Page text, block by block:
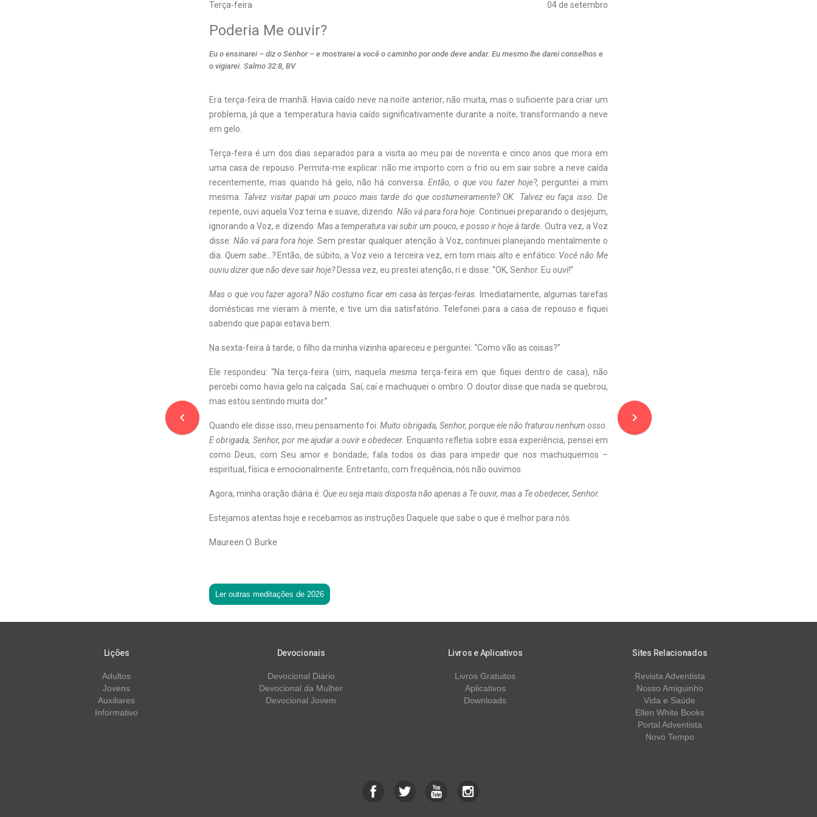
Terça-feira 04 de setembro
navigate_before
Poderia Me ouvir?
Eu o ensinarei – diz o Senhor – e mostrarei a você o caminho por onde deve andar. Eu mesmo lhe darei conselhos e
o vigiarei. Salmo 32:8, BV
Era terça-feira de manhã. Havia caído neve na noite anterior; não muita, mas o suficiente para criar um
problema, já que a temperatura havia caído significativamente durante a noite, transformando a neve
em gelo.
Terça-feira é um dos dias separados para a visita ao meu pai de noventa e cinco anos que mora em
uma casa de repouso. Permita-me explicar: não me importo com o frio ou em sair sobre a neve caída
recentemente, mas quando há gelo, não há conversa. Então, o que vou fazer hoje?, perguntei a mim
mesma. Talvez visitar papai um pouco mais tarde do que costumeiramente? OK. Talvez eu faça isso.
De
repente, ouvi aquela Voz terna e suave, dizendo: Não vá para fora hoje. Continuei preparando o desjejum,
ignorando a Voz, e dizendo: Mas a temperatura vai subir um pouco, e posso ir hoje à tarde. Outra vez, a Voz
disse: Não vá para fora hoje . Sem prestar qualquer atenção à Voz, continuei planejando mentalmente o
dia. Quem sabe…?Então, de súbito, a Voz veio a terceira vez, em tom mais alto e enfático: Você não Me
ouviu dizer que não deve sair hoje?Dessa vez, eu prestei atenção, ri e disse: “OK, Senhor. Eu ouvi!”
Mas o que vou fazer agora? Não costumo ficar em casa às terças-feiras.
Imediatamente, algumas tarefas
domésticas me vieram à mente, e tive um dia satisfatório. Telefonei para a casa de repouso e fiquei
sabendo que papai estava bem.
Na sexta-feira à tarde, o filho da minha vizinha apareceu e perguntei: “Como vão as coisas?”
Ele respondeu: “Na terça-feira (sim, naquela mesma terça-feira em que fiquei dentro de casa), não
percebi como havia gelo na calçada. Saí, caí e machuquei o ombro. O doutor disse que nada se quebrou,
mas estou sentindo muita dor.”
Quando ele disse isso, meu pensamento foi:Muito obrigada, Senhor, porque ele não fraturou nenhum osso.
E obrigada, Senhor, por me ajudar a ouvir e obedecer. Enquanto refletia sobre essa experiência, pensei em
como Deus, com Seu amor e bondade, fala todos os dias para impedir que nos machuquemos –
espiritual, física e emocionalmente. Entretanto, com frequência, nós não ouvimos.
Agora, minha oração diária é: Que eu seja mais disposta não apenas a Te ouvir, mas a Te obedecer, Senhor.
Estejamos atentas hoje e recebamos as instruções Daquele que sabe o que é melhor para nós.
Maureen O. Burke
Ler outras meditações de 2026
navigate_next
Lições
Adultos
Jovens
Auxiliares
Informativo
Devocionais
Devocional Diário
Devocional da Mulher
Devocional Jovem
Livros e Aplicativos
Livros Gratuitos
Aplicativos
Downloads
Sites Relacionados
Revista Adventista
Nosso Amiguinho
Vida e Saúde
Ellen White Books
Portal Adventista
Novo Tempo